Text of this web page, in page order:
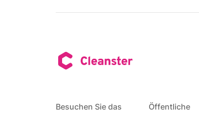
Besuchen Sie das
Öffentliche